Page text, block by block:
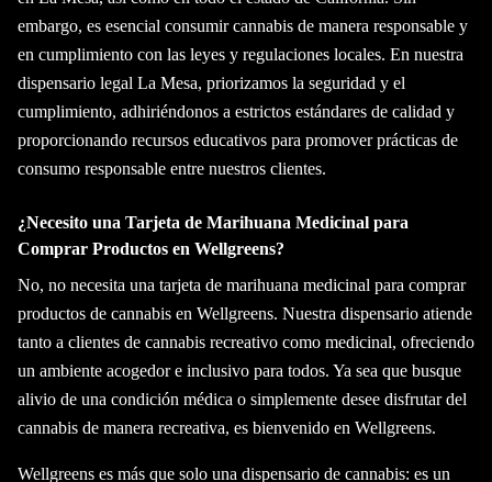
embargo, es esencial consumir cannabis de manera responsable y
en cumplimiento con las leyes y regulaciones locales. En nuestra
dispensario legal La Mesa, priorizamos la seguridad y el
cumplimiento, adhiriéndonos a estrictos estándares de calidad y
proporcionando recursos educativos para promover prácticas de
consumo responsable entre nuestros clientes.
¿Necesito una Tarjeta de Marihuana Medicinal para
Comprar Productos en Wellgreens?
No, no necesita una tarjeta de marihuana medicinal para comprar
productos de cannabis en Wellgreens. Nuestra dispensario atiende
tanto a clientes de cannabis recreativo como medicinal, ofreciendo
un ambiente acogedor e inclusivo para todos. Ya sea que busque
alivio de una condición médica o simplemente desee disfrutar del
cannabis de manera recreativa, es bienvenido en Wellgreens.
Wellgreens es más que solo una dispensario de cannabis: es un